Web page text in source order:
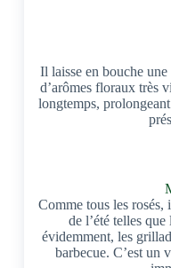
Il laisse en bouche
d’arômes floraux très
longtemps,
Comme tous les rosés,
de l’été telles que
évidemment, les
barbecue. C’est un